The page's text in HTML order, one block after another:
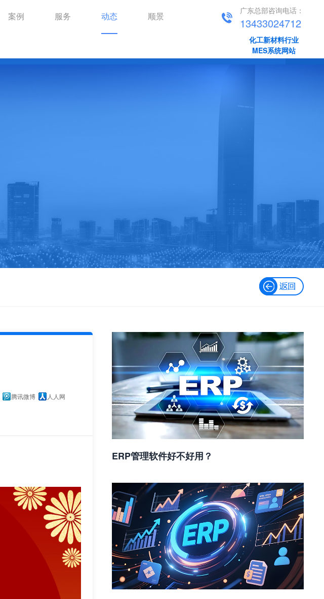
案例 服务 动态 顺景 广东总部咨询电话：
13433024712
化工新材料行业
MES系统网站
新闻资讯 顺景动态
腾讯微博
人人网
ERP管理软件好不好用？